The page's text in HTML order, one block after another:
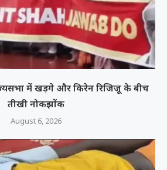
में खड़गे और किरेन रिजिजू के बीच
तीखी नोकझोंक
August 6, 2026